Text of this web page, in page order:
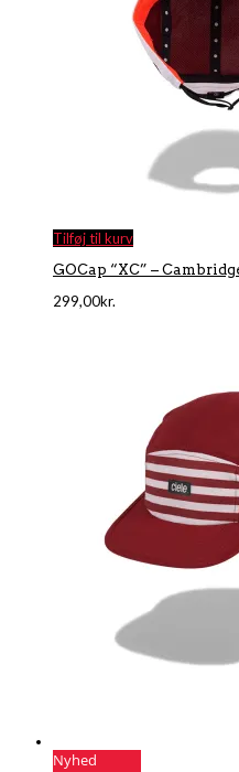
Tilføj til kurv
GOCap “XC” –
299,00kr.
Nyhed